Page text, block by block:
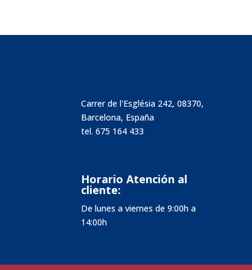
Carrer de l'Església 242, 08370,
Barcelona, España
tel.675 164 433
Horario Atención al
cliente:
De lunes a viernes de 9:00h a
14:00h